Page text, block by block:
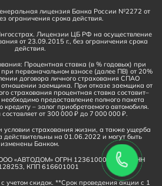
лицензия Банка России №2272 от
ограничения срока действия.
Лицензии ЦБ РФ на осуществление
от 23.09.2015 г., без ограничения срока
действия.
Процентная ставка (в % годовых) при
первоначальном взносе (далее ПВ) от 20%
договора личного страхования СПАО
отношении заемщика. При отказе заемщика от
страхования процентная ставка составит–
предоставление полного пакета
– залог приобретаемого автомобиля.
от 300 000 ₽ до 7 000 000 ₽.
условии страхования жизни, а также ущерба
действительны на 01.06.2022 и могут быть
изменены Банком.
ООО «АВТОДОМ» ОГРН 1236100016910, ИНН
КПП 616601001
учетом скидок. **Срок проведения акции с 1